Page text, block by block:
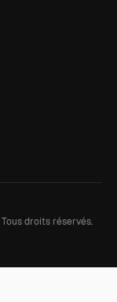
Tous droits réservés.